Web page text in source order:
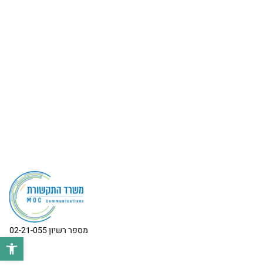
מספר רשיון 02-21-055